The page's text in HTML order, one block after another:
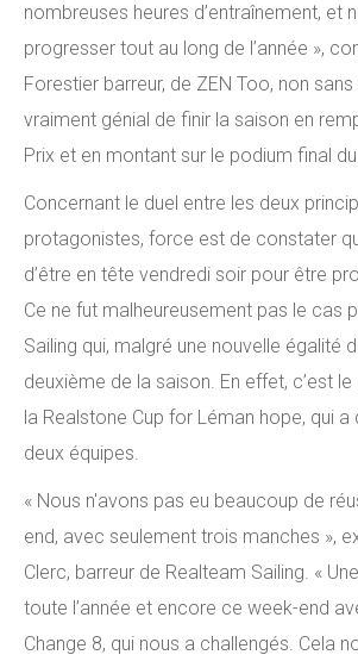
nombreuses heures d’entraînement, et
progresser tout au long de l’année »,
Forestier barreur, de ZEN Too, non sans
vraiment génial de finir la saison en
Prix et en montant sur le podium final
Concernant le duel entre les deux
protagonistes, force est de constater
d’être en tête vendredi soir pour être
Ce ne fut malheureusement pas le cas
Sailing qui, malgré une nouvelle égalité
deuxième de la saison. En effet, c’est le
la Realstone Cup for Léman hope, qui a
deux équipes.
« Nous n'avons pas eu beaucoup de
end, avec seulement trois manches »,
Clerc, barreur de Realteam Sailing. «
toute l’année et encore ce week-end
Change 8, qui nous a challengés. Cela